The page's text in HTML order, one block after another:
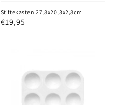
Stiftekasten 27,8x20,3x2,8cm
Normaler
€19,95